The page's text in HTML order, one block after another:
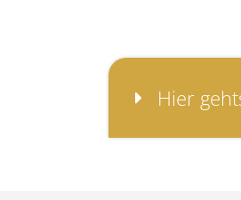
Hier